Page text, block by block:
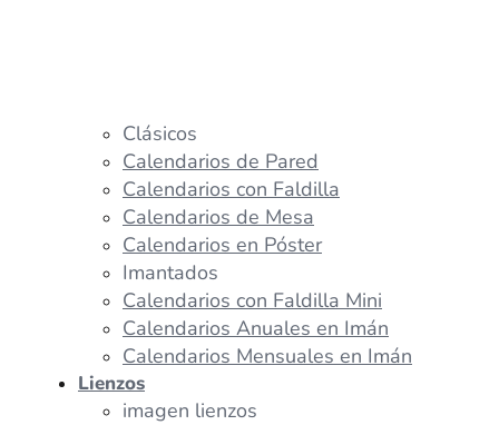
Clásicos
Calendarios de Pared
Calendarios con Faldilla
Calendarios de Mesa
Calendarios en Póster
Imantados
Calendarios con Faldilla Mini
Calendarios Anuales en Imán
Calendarios Mensuales en Imán
Lienzos
imagen lienzos